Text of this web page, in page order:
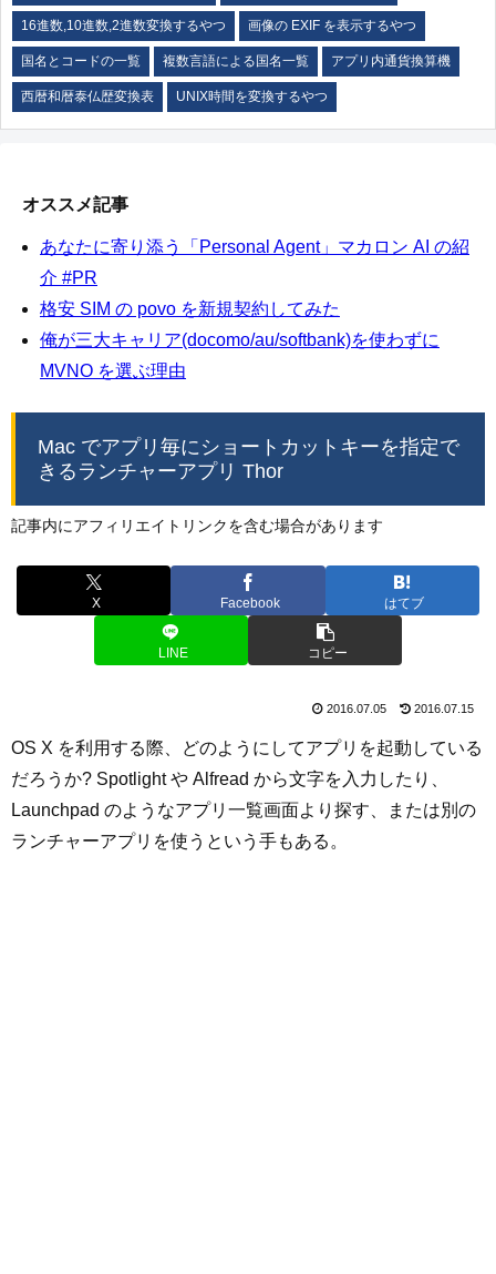
16進数,10進数,2進数変換するやつ 画像の EXIF を表示するやつ
国名とコードの一覧 複数言語による国名一覧 アプリ内通貨換算機
西暦和暦泰仏歴変換表 UNIX時間を変換するやつ
オススメ記事
あなたに寄り添う「Personal Agent」マカロン AI の紹
介 #PR
格安 SIM の povo を新規契約してみた
俺が三大キャリア(docomo/au/softbank)を使わずに
MVNO を選ぶ理由
Mac でアプリ毎にショートカットキーを指定で
きるランチャーアプリ Thor
記事内にアフィリエイトリンクを含む場合があります
X Facebook はてブ
LINE コピー
2016.07.05 2016.07.15
OS X を利用する際、どのようにしてアプリを起動している
だろうか? Spotlight や Alfread から文字を入力したり、
Launchpad のようなアプリ一覧画面より探す、または別の
ランチャーアプリを使うという手もある。